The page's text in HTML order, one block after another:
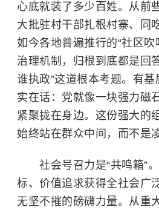
心底就装了多少百姓。从前
大批驻村干部扎根村寨、同
如今各地普遍推行的“社区吹
治理机制，归根到底都是回
谁执政”这道根本考题。有
实在话：党就像一块强力磁
紧聚拢在身边。这份强大的
始终站在群众中间，而不是
社会号召力是“共鸣箱”。
标、价值追求获得全社会广
无坚不摧的磅礴力量。从重